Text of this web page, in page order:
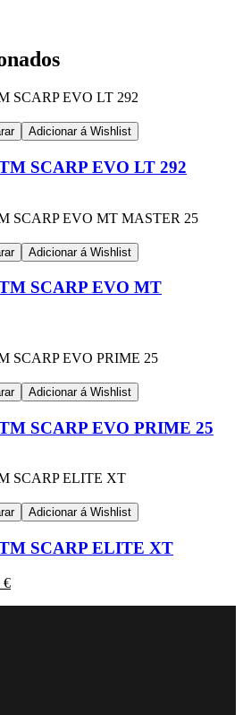
Adicionar á Wishlist
SCARP EVO LT 292
Adicionar á Wishlist
SCARP EVO MT
Adicionar á Wishlist
SCARP EVO PRIME 25
Adicionar á Wishlist
SCARP ELITE XT
€